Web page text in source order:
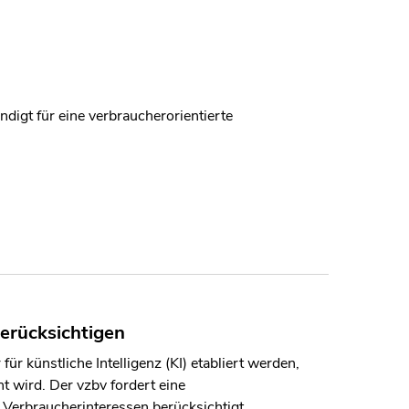
für eine verbraucherorientierte
künstliche Intelligenz (KI) etabliert werden,
wird. Der vzbv fordert eine